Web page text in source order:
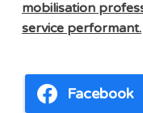
mobilisation
service performant.
Facebook